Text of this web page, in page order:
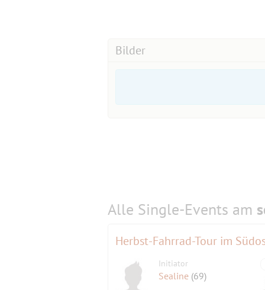
Bilder
Alle Single-Events am
Herbst-Fahrrad-Tour im
Initiator
Sealine (69)